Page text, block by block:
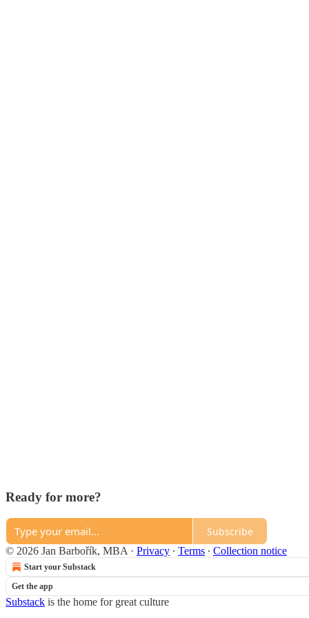
Ready for more?
Subscribe
© 2026 Jan Barbořík, MBA· Privacy ∙ Terms ∙ Collection notice
Start your Substack
Get the app
Substack is the home for great culture